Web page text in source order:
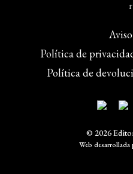
Política de
Política de
© 2026
Web desarrollada